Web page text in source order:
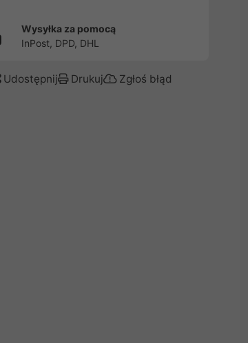
Wysyłka za pomocą
InPost, DPD, DHL
Udostępnij Drukuj Zgłoś błąd